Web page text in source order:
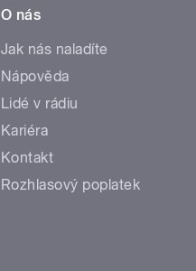
O nás
Jak nás naladíte
Nápověda
Lidé v rádiu
Kariéra
Kontakt
Rozhlasový poplatek